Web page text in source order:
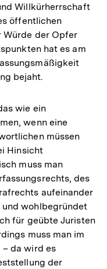
Willkürherrschaft
öffentlichen
Würde der Opfer
hat es am
bejaht.
wie ein
wenn eine
müssen
Hinsicht
muss man
des
aufeinander
und wohlbegründet
für geübte Juristen
muss man im
– da wird es
der